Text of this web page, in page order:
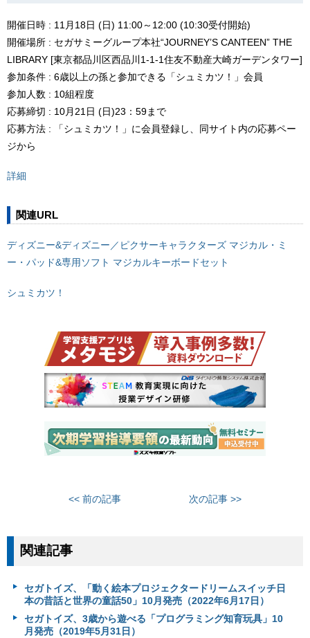
開催日時 : 11月18日 (日) 11:00～12:00 (10:30受付開始)
開催場所 : セガサミーグループ本社“JOURNEY’S CANTEEN” THE
LIBRARY [東京都品川区西品川1-1-1住友不動産大崎ガーデンタワー]
参加条件 : 6歳以上の孫と参加できる「シュミカツ！」会員
参加人数 : 10組程度
応募締切 : 10月21日 (日)23：59まで
応募方法 : 「シュミカツ！」に会員登録し、同サイト内の応募ペー
ジから
詳細
関連URL
ディズニー&ディズニー／ピクサーキャラクターズ マジカル・ミ
ー・パッド&専用ソフト マジカルキーボードセット
シュミカツ！
<< 前の記事 次の記事 >>
関連記事
セガトイズ、「動く絵本プロジェクタードリームスイッチ日
本の昔話と世界の童話50」10月発売（2022年6月17日）
セガトイズ、3歳から遊べる「プログラミング知育玩具」10
月発売（2019年5月31日）